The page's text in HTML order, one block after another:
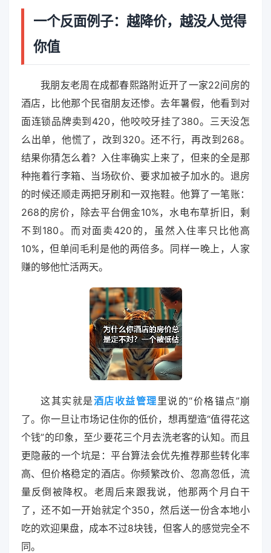
一个反面例子：越降价，越没人觉得
你值
我朋友老周在成都春熙路附近开了一家22间房的
酒店，比他那个民宿朋友还惨。去年暑假，他看到对
面连锁品牌卖到420，他咬咬牙挂了380。三天没怎
么出单，他慌了，改到320。还不行，再改到268。
结果你猜怎么着？入住率确实上来了，但来的全是那
种拖着行李箱、当场砍价、要求加被子加水的。退房
的时候还顺走两把牙刷和一双拖鞋。他算了一笔账：
268的房价，除去平台佣金10%，水电布草折旧，剩
不到180。而对面卖420的，虽然入住率只比他高
10%，但单间毛利是他的两倍多。同样一晚上，人家
赚的够他忙活两天。
这其实就是酒店收益管理 里说的“价格锚点”崩
了。你一旦让市场记住你的低价，想再塑造“值得花这
个钱”的印象，至少要花三个月去洗老客的认知。而且
更隐蔽的一个坑是：平台算法会优先推荐那些转化率
高、但价格稳定的酒店。你频繁改价、忽高忽低，流
量反倒被降权。老周后来跟我说，他那两个月白干
了，还不如一开始就定个350，然后送一份含本地小
吃的欢迎果盘，成本不过8块钱，但客人的感觉完全不
同。